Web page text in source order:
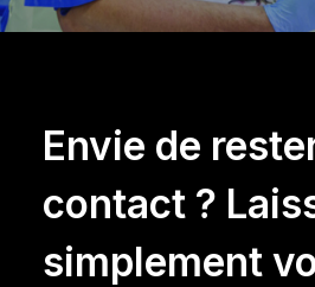
Envie de
contact ?
simplement